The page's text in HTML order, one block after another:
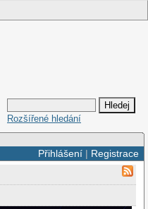
Rozšířené hledání
Přihlášení| Registrace